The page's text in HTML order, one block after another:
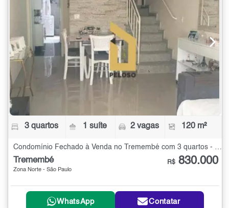
3 quartos 1 suíte 2 vagas 120 m²
Condomínio Fechado à Venda no Tremembé com 3 quartos - 120 m²
Tremembé
Zona Norte - São Paulo
R$ 830.000
WhatsApp Contatar